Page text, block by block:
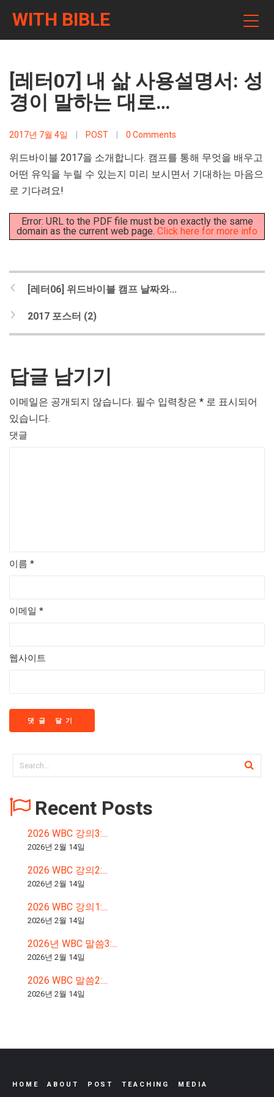
WITH BIBLE
[레터07] 내 삶 사용설명서: 성
경이 말하는 대로…
2017년 7월 4일 POST 0 Comments
위드바이블 2017을 소개합니다. 캠프를 통해 무엇을 배우고
어떤 유익을 누릴 수 있는지 미리 보시면서 기대하는 마음으
로 기다려요!
Error: URL to the PDF file must be on exactly the same
domain as the current web page. Click here for more info
[레터06] 위드바이블 캠프 날짜와...
2017 포스터 (2)
답글 남기기
이메일은 공개되지 않습니다. 필수 입력창은 * 로 표시되어
있습니다.
댓글
이름 *
이메일 *
웹사이트
Recent Posts
2026 WBC 강의3:...
2026년 2월 14일
2026 WBC 강의2:...
2026년 2월 14일
2026 WBC 강의1:...
2026년 2월 14일
2026년 WBC 말씀3:...
2026년 2월 14일
2026 WBC 말씀2:...
2026년 2월 14일
HOME ABOUT POST TEACHING MEDIA